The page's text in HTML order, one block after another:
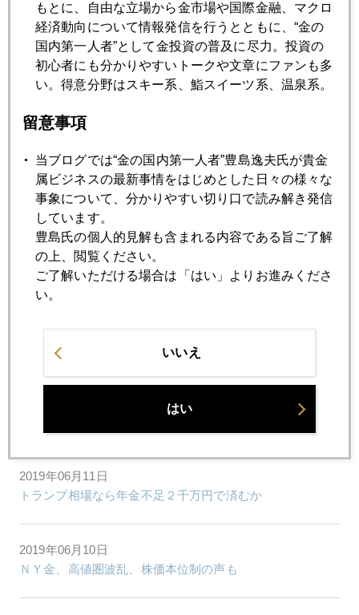
2019年06月19日
日銀とヘッジファンドの神経戦
年金３割削減を強いられた国
2019年06月17日
英国漂流、ほくそ笑む中国
2019年06月14日
ホルムズ海峡、香港騒擾
2019年06月13日
老後２千万円不足、誰が騒いでいるのか
2019年06月11日
トランプ相場なら年金不足２千万円で済むか
2019年06月10日
ＮＹ金、高値圏波乱、株価本位制の声も
もとに、自由な立場から金市場や国際金融、マクロ
経済動向について情報発信を行うとともに、“金の
国内第一人者”として金投資の普及に尽力。投資の
初心者にも分かりやすいトークや文章にファンも多
い。得意分野はスキー系、鮨スイーツ系、温泉系。
留意事項
当ブログでは“金の国内第一人者”豊島逸夫氏が貴金
属ビジネスの最新事情をはじめとした日々の様々な
事象について、分かりやすい切り口で読み解き発信
しています。
豊島氏の個人的見解も含まれる内容である旨ご了解
の上、閲覧ください。
ご了解いただける場合は「はい」よりお進みくださ
い。
いいえ
はい